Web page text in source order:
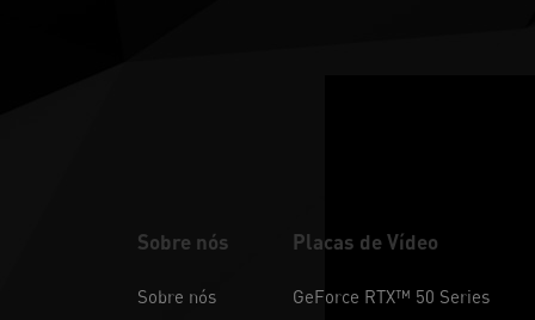
Sobre nós
Sobre nós
Placas de Vídeo
GeForce RTX™ 50 Series